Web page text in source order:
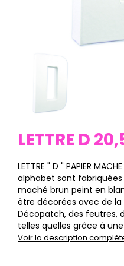
LETTRE D
LETTRE " D " PAPIER
alphabet sont
maché brun peint en
être décorées avec de
Décopatch, des feutres,
telles quelles grâce à une
Voir la description